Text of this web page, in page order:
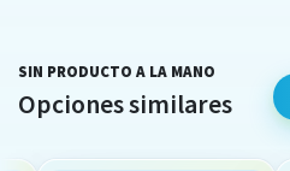
SIN PRODUCTO A LA MANO
Opciones similares